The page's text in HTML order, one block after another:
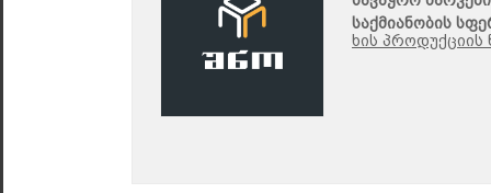
საქმიანობის
ხის პროდუქციის